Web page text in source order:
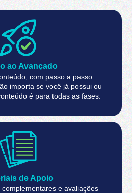
ao Avançado
com passo a passo
importa se você já possui ou
é para todas as fases.
de Apoio
e avaliações